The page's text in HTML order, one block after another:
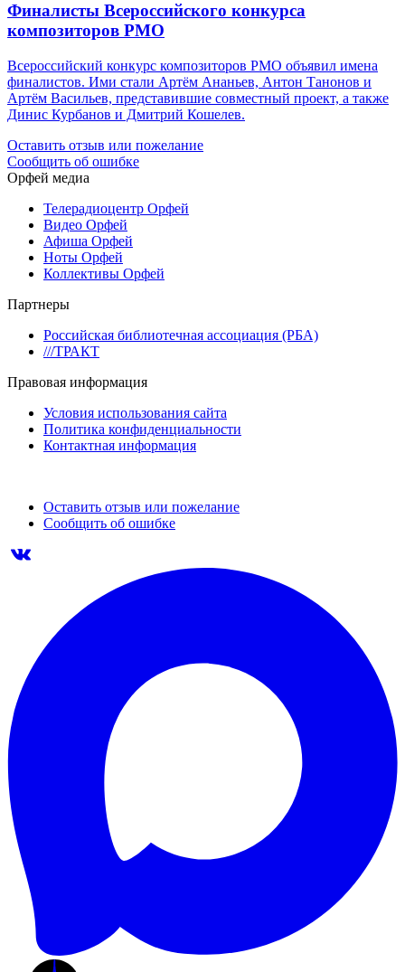
Финалисты Всероссийского конкурса
композиторов РМО
Всероссийский конкурс композиторов РМО объявил имена
финалистов. Ими стали Артём Ананьев, Антон Танонов и
Артём Васильев, представившие совместный проект, а также
Динис Курбанов и Дмитрий Кошелев.
Оставить отзыв или пожелание
Сообщить об ошибке
Орфей медиа
Телерадиоцентр Орфей
Видео Орфей
Афиша Орфей
Ноты Орфей
Коллективы Орфей
Партнеры
Российская библиотечная ассоциация (РБА)
///ТРАКТ
Правовая информация
Условия использования сайта
Политика конфиденциальности
Контактная информация
Оставить отзыв или пожелание
Сообщить об ошибке